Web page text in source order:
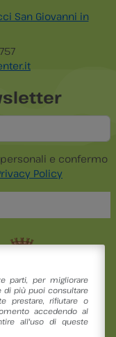
San Giovanni in
e confermo
Policy
parti, per migliorare
di più puoi consultare
prestare, rifiutare o
accedendo al
all'uso di queste